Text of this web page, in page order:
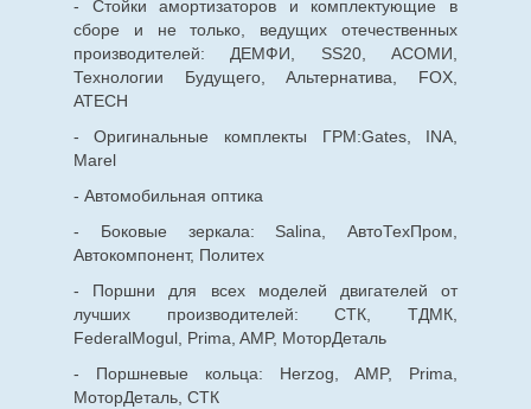
- Стойки амортизаторов и комплектующие в
сборе и не только, ведущих отечественных
производителей: ДЕМФИ, SS20, АСОМИ,
Технологии Будущего, Альтернатива, FOX,
ATECH
- Оригинальные комплекты ГРМ:Gates, INA,
Marel
- Автомобильная оптика
- Боковые зеркала: Salina, АвтоТехПром,
Автокомпонент, Политех
- Поршни для всех моделей двигателей от
лучших производителей: СТК, ТДМК,
FederalMogul, Prima, AMP, МоторДеталь
- Поршневые кольца: Herzog, AMP, Prima,
МоторДеталь, СТК